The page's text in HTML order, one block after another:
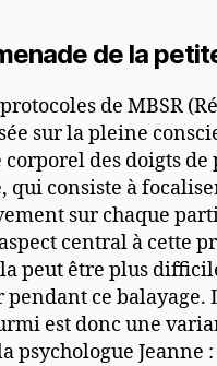
de la
de MBSR
sur la pleine
corporel des doigts de
qui consiste à
sur chaque
central à cette
peut être plus
ce balayage.
est donc une
psychologue Jeanne :